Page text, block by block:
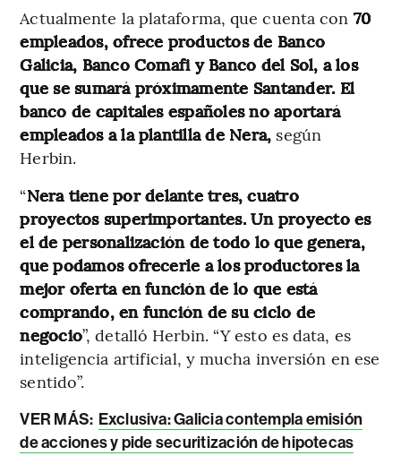
Actualmente la plataforma, que cuenta con 70
empleados, ofrece productos de Banco
Galicia, Banco Comafi y Banco del Sol, a los
que se sumará próximamente Santander. El
banco de capitales españoles no aportará
empleados a la plantilla de Nera, según
Herbin.
“Nera tiene por delante tres, cuatro
proyectos superimportantes. Un proyecto es
el de personalización de todo lo que genera,
que podamos ofrecerle a los productores la
mejor oferta en función de lo que está
comprando, en función de su ciclo de
negocio”, detalló Herbin. “Y esto es data, es
inteligencia artificial, y mucha inversión en ese
sentido”.
VER MÁS: Exclusiva: Galicia contempla emisión
de acciones y pide securitización de hipotecas